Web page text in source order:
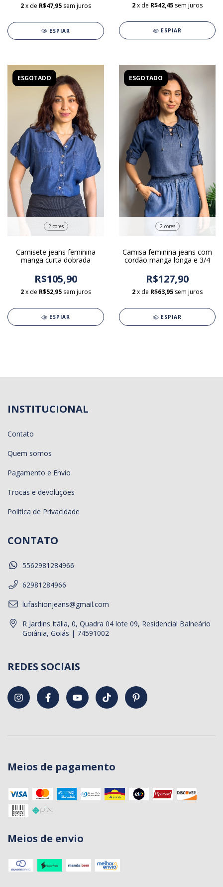
2x de R$47,95 sem juros
ESPIAR
2x de R$42,45 sem juros
ESPIAR
ESGOTADO
2 cores
Camisete jeans feminina
manga curta dobrada
R$105,90
2x de R$52,95 sem juros
ESPIAR
ESGOTADO
2 cores
Camisa feminina jeans com
cordão manga longa e 3/4
R$127,90
2x de R$63,95 sem juros
ESPIAR
INSTITUCIONAL
Contato
Quem somos
Pagamento e Envio
Trocas e devoluções
Política de Privacidade
CONTATO
5562981284966
62981284966
lufashionjeans@gmail.com
R Jardins Itália, 0, Quadra 04 lote 09, Residencial Balneário
Goiânia, Goiás | 74591002
REDES SOCIAIS
Meios de pagamento
Meios de envio